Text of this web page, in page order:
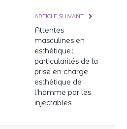
ARTICLE SUIVANT
Attentes
masculines en
esthétique :
particularités de la
prise en charge
esthétique de
l’homme par les
injectables